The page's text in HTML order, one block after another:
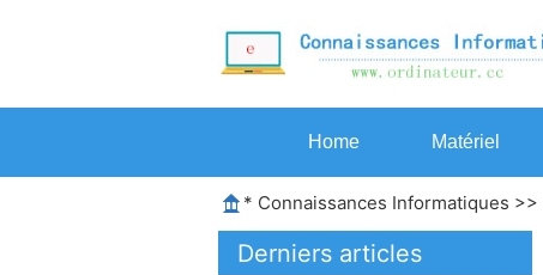
Home Matériel
* Connaissances Informatiques >>
Derniers articles